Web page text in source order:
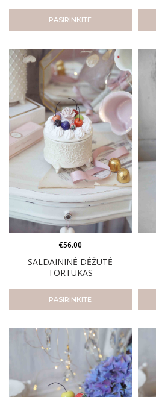
PASIRINKITE
SALDAININĖ DĖŽUTĖ
TORTUKAS
€56.00
PASIRINKITE